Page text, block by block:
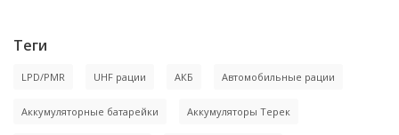
Теги
LPD/PMR UHF рации АКБ Автомобильные рации
Аккумуляторные батарейки Аккумуляторы Терек